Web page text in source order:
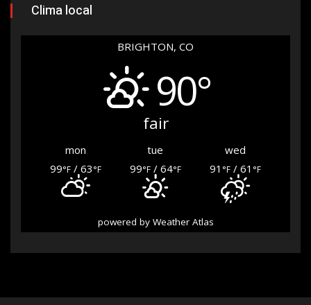
Clima local
BRIGHTON, CO
90°
fair
mon tue
wed
99°F / 63°F 99°F/ 64°F 91 °F/ 61 °F
powered by Weather Atlas